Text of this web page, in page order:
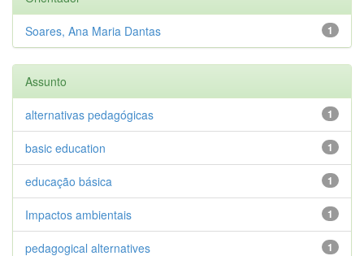
1
Soares, Ana Maria Dantas
Assunto
1
alternativas pedagógicas
1
basic education
1
educação básica
1
Impactos ambientais
1
pedagogical alternatives